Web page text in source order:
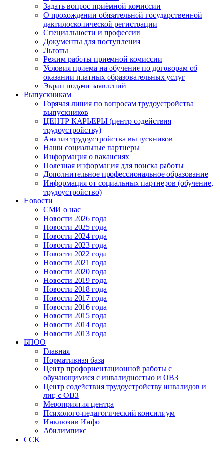
Задать вопрос приёмной комиссии
О прохождении обязательной государственной
дактилоскопической регистрации
Специальности и профессии
Документы для поступления
Льготы
Режим работы приемной комиссии
Условия приема на обучение по договорам об
оказании платных образовательных услуг
Экран подачи заявлений
Выпускникам
Горячая линия по вопросам трудоустройства
выпускников
ЦЕНТР КАРЬЕРЫ (центр содействия
трудоустройству)
Анализ трудоустройства выпускников
Наши социальные партнеры
Информация о вакансиях
Полезная информация для поиска работы
Дополнительное профессиональное образование
Информация от социальных партнеров (обучение,
трудоустройство)
Новости
СМИ о нас
Новости 2026 года
Новости 2025 года
Новости 2024 года
Новости 2023 года
Новости 2022 года
Новости 2021 года
Новости 2020 года
Новости 2019 года
Новости 2018 года
Новости 2017 года
Новости 2016 года
Новости 2015 года
Новости 2014 года
Новости 2013 года
БПОО
Главная
Нормативная база
Центр профориентационной работы с
обучающимися с инвалидностью и ОВЗ
Центр содействия трудоустройству инвалидов и
лиц с ОВЗ
Мероприятия центра
Психолого-педагогический консилиум
Инклюзив Инфо
Абилимпикс
ССК